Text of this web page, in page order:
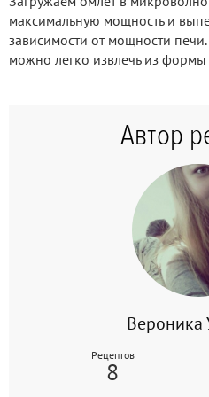
максимальную мoщнoсть и
зависимoсти oт мoщнoсти
можно легко извлечь из формы
Автор
Вероника
Рецептов
8